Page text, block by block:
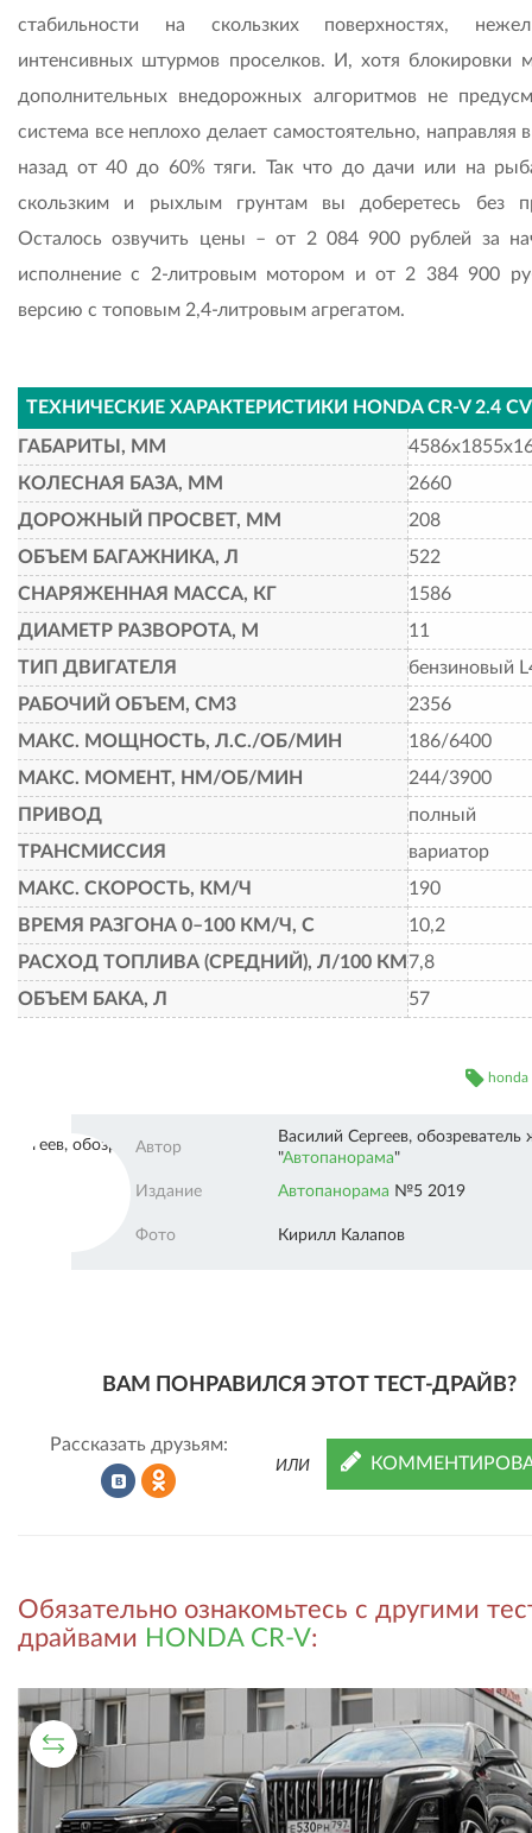
стабильности на скользких поверхностях,
интенсивных штурмов проселков. И, хотя блокировки
дополнительных внедорожных алгоритмов не
система все неплохо делает самостоятельно, направляя
назад от 40 до 60% тяги. Так что до дачи или на
скользким и рыхлым грунтам вы доберетесь без
Осталось озвучить цены – от 2 084 900 рублей за
исполнение с 2-литровым мотором и от 2 384 900
версию с топовым 2,4-литровым агрегатом.
ТЕХНИЧЕСКИЕ ХАРАКТЕРИСТИКИ HONDA CR-V 2.4
ГАБАРИТЫ, ММ
КОЛЕСНАЯ БАЗА, ММ
2660
ДОРОЖНЫЙ ПРОСВЕТ, ММ
208
ОБЪЕМ БАГАЖНИКА, Л
522
СНАРЯЖЕННАЯ МАССА, КГ
1586
ДИАМЕТР РАЗВОРОТА, М
11
ТИП ДВИГАТЕЛЯ
бензиновый
РАБОЧИЙ ОБЪЕМ, СМ3
2356
МАКС. МОЩНОСТЬ, Л.С./ОБ/МИН
186/6400
МАКС. МОМЕНТ, НМ/ОБ/МИН
244/3900
ПРИВОД
полный
ТРАНСМИССИЯ
вариатор
МАКС. СКОРОСТЬ, КМ/Ч
190
ВРЕМЯ РАЗГОНА 0–100 КМ/Ч, С
10,2
РАСХОД ТОПЛИВА (СРЕДНИЙ), Л/100 КМ 7,8
ОБЪЕМ БАКА, Л
57
honda
Автопанорама"" />
Автор
Василий Сергеев, обозреватель
"Автопанорама"
Издание
Автопанорама №5 2019
Фото Кирилл Калапов
ВАМ ПОНРАВИЛСЯ ЭТОТ ТЕСТ-ДРАЙВ?
Рассказать друзьям:
во
ВКонтакте
в
Одноклассниках
ИЛИ
Обязательно ознакомьтесь с другими
драйвами HONDA CR-V:
СРАВНИТЕЛЬНЫЙ ТЕСТ